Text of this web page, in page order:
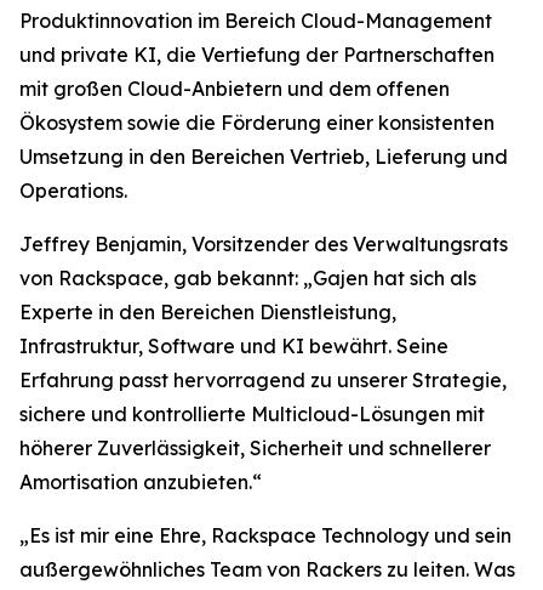
Produktinnovation im Bereich Cloud-Management
und private KI, die Vertiefung der Partnerschaften
mit großen Cloud-Anbietern und dem offenen
Ökosystem sowie die Förderung einer konsistenten
Umsetzung in den Bereichen Vertrieb, Lieferung und
Operations.
Jeffrey Benjamin, Vorsitzender des Verwaltungsrats
von Rackspace, gab bekannt: „Gajen hat sich als
Experte in den Bereichen Dienstleistung,
Infrastruktur, Software und KI bewährt. Seine
Erfahrung passt hervorragend zu unserer Strategie,
sichere und kontrollierte Multicloud-Lösungen mit
höherer Zuverlässigkeit, Sicherheit und schnellerer
Amortisation anzubieten.“
„Es ist mir eine Ehre, Rackspace Technology und sein
außergewöhnliches Team von Rackers zu leiten. Was